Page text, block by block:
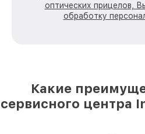
оптических прицелов,
обработку
Какие
сервисного центра